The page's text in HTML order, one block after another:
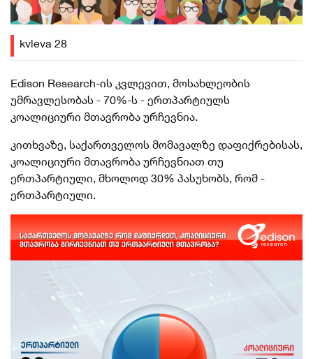
kvleva 28
Edison Research-ის კვლევით, მოსახლეობის
უმრავლესობას - 70%-ს - ერთპარტიულს
კოალიციური მთავრობა ურჩევნია.
კითხვაზე, საქართველოს მომავალზე დაფიქრებისას,
კოალიციური მთავრობა ურჩევნიათ თუ
ერთპარტიული, მხოლოდ 30% პასუხობს, რომ -
ერთპარტიული.